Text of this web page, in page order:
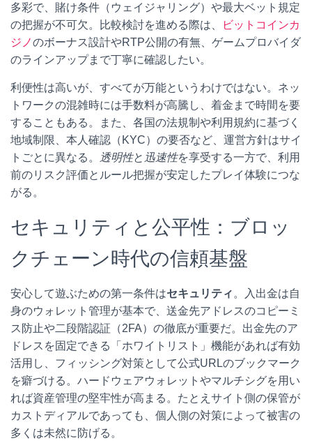
多彩で、賭け条件（ウェイジャリング）や最大ベット規定
の把握が不可欠。比較検討を進める際は、
ビットコインカ
ジノのボーナス設計やRTP公開の有無、ゲームプロバイダ
のラインアップまで丁寧に確認したい。
利便性は高いが、すべてが万能というわけではない。ネッ
トワークの混雑時には手数料が高騰し、着金まで時間を要
することもある。また、各国の法規制や利用規約に基づく
地域制限、本人確認（KYC）の要否など、運営方針はサイ
トごとに異なる。
透明性と 迅速性を享受する一方で、利用
前のリスク評価とルール把握が安定したプレイ体験につな
がる。
セキュリティと公平性：ブロッ
クチェーン時代の信頼基盤
安心して遊ぶための第一条件はセキュリティ 。入出金は自
身のウォレット管理が基本で、送金先アドレスのコピーミ
ス防止や二段階認証（2FA）の徹底が重要だ。出金先のア
ドレスを固定できる「ホワイトリスト」機能があれば有効
活用し、フィッシング対策として公式URLのブックマーク
を癖づける。ハードウェアウォレットやマルチシグを用い
れば資産管理の堅牢性が高まる。たとえサイト側の保管が
カストディアルであっても、個人側の対策によって被害の
多くは未然に防げる。